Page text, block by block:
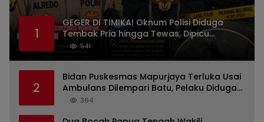
1
GEGER DI TIMIKA! Oknum Polisi Diduga
Tembak Pria hingga Tewas, Dipicu
Dugaan Persoalan Rumah Tangga
541
2
Bidan Puskesmas Mapurjaya Terluka Usai
Ambulans Dilempari Batu, Pelaku Diduga
Kelompok Mabuk di Jalan Poros Timika
364